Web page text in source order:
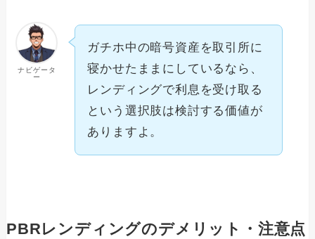
ナビゲータ
ー
ガチホ中の暗号資産を取引所に
寝かせたままにしているなら、
レンディングで利息を受け取る
という選択肢は検討する価値が
ありますよ。
PBRレンディングのデメリット・注意点